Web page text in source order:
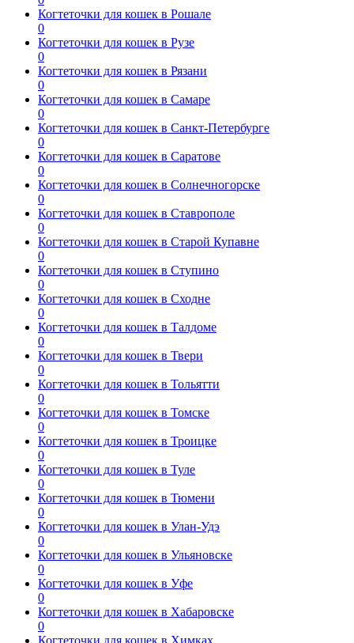
Когтеточки для кошек в Рошале
0
Когтеточки для кошек в Рузе
0
Когтеточки для кошек в Рязани
0
Когтеточки для кошек в Самаре
0
Когтеточки для кошек в Санкт-Петербурге
0
Когтеточки для кошек в Саратове
0
Когтеточки для кошек в Солнечногорске
0
Когтеточки для кошек в Ставрополе
0
Когтеточки для кошек в Старой Купавне
0
Когтеточки для кошек в Ступино
0
Когтеточки для кошек в Сходне
0
Когтеточки для кошек в Талдоме
0
Когтеточки для кошек в Твери
0
Когтеточки для кошек в Тольятти
0
Когтеточки для кошек в Томске
0
Когтеточки для кошек в Троицке
0
Когтеточки для кошек в Туле
0
Когтеточки для кошек в Тюмени
0
Когтеточки для кошек в Улан-Удэ
0
Когтеточки для кошек в Ульяновске
0
Когтеточки для кошек в Уфе
0
Когтеточки для кошек в Хабаровске
0
Когтеточки для кошек в Химках